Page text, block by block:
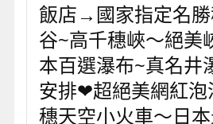
飯店→國家指定名
谷~高千穗峽～絕美
本百選瀑布~真名
安排❤超絕美網紅泡
穗天空小火車～日